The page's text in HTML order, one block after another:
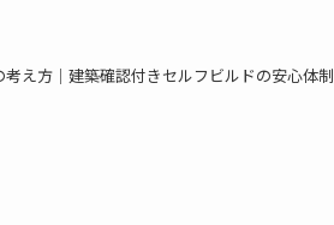
考え方｜建築確認付きセルフビルドの安心体制